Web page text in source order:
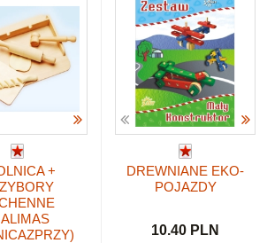
+
DREWNIANE EKO-
POJAZDY
10.40 PLN